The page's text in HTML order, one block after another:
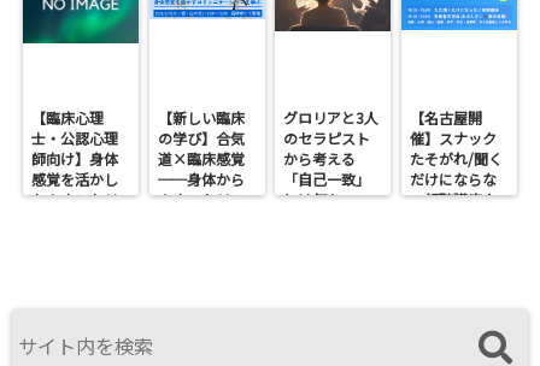
【臨床心理
士・公認心理
師向け】身体
感覚を活かし
たカウンセリ
【新しい臨床
の学び】合気
道×臨床感覚
──身体から
カウンセリン
グロリアと3人
のセラピスト
から考える
「自己一致」
とは何か──
【名古屋開
催】スナック
たそがれ/聞く
だけにならな
い傾聴講座